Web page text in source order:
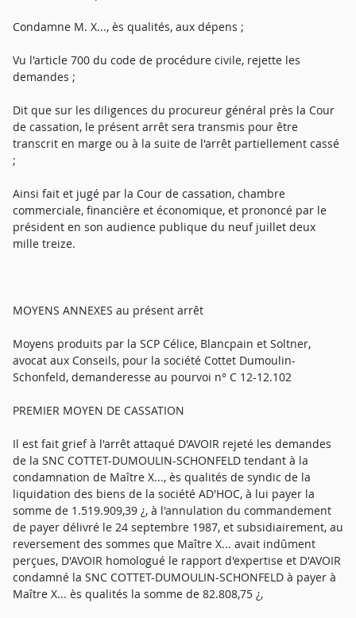
Condamne M. X..., ès qualités, aux dépens ;
Vu l'article 700 du code de procédure civile, rejette les
demandes ;
Dit que sur les diligences du procureur général près la Cour
de cassation, le présent arrêt sera transmis pour être
transcrit en marge ou à la suite de l'arrêt partiellement cassé
;
Ainsi fait et jugé par la Cour de cassation, chambre
commerciale, financière et économique, et prononcé par le
président en son audience publique du neuf juillet deux
mille treize.
MOYENS ANNEXES au présent arrêt
Moyens produits par la SCP Célice, Blancpain et Soltner,
avocat aux Conseils, pour la société Cottet Dumoulin-
Schonfeld, demanderesse au pourvoi n° C 12-12.102
PREMIER MOYEN DE CASSATION
Il est fait grief à l'arrêt attaqué D'AVOIR rejeté les demandes
de la SNC COTTET-DUMOULIN-SCHONFELD tendant à la
condamnation de Maître X..., ès qualités de syndic de la
liquidation des biens de la société AD'HOC, à lui payer la
somme de 1.519.909,39 ¿, à l'annulation du commandement
de payer délivré le 24 septembre 1987, et subsidiairement, au
reversement des sommes que Maître X... avait indûment
perçues, D'AVOIR homologué le rapport d'expertise et D'AVOIR
condamné la SNC COTTET-DUMOULIN-SCHONFELD à payer à
Maître X... ès qualités la somme de 82.808,75 ¿,